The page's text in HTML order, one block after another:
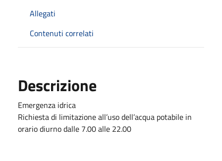
Allegati
Contenuti correlati
Descrizione
Emergenza idrica
Richiesta di limitazione all’uso dell’acqua potabile in
orario diurno dalle 7.00 alle 22.00